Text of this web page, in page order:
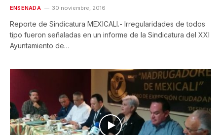
ENSENADA 30 noviembre, 2016
Reporte de Sindicatura MEXICALI.- Irregularidades de todos
tipo fueron señaladas en un informe de la Sindicatura del XXI
Ayuntamiento de…